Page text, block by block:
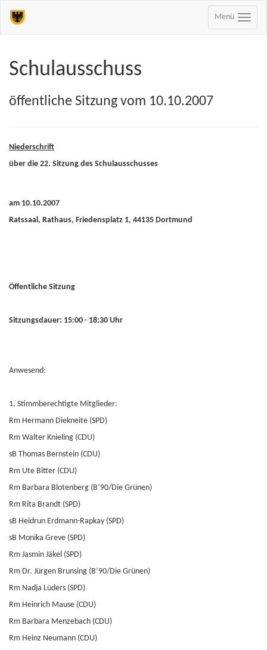
Menü
Schulausschuss
öffentliche Sitzung vom 10.10.2007
Niederschrift
über die 22. Sitzung des Schulausschusses
am 10.10.2007
Ratssaal, Rathaus, Friedensplatz 1, 44135 Dortmund
Öffentliche Sitzung
Sitzungsdauer: 15:00 - 18:30 Uhr
Anwesend:
1. Stimmberechtigte Mitglieder:
Rm Hermann Diekneite (SPD)
Rm Walter Knieling (CDU)
sB Thomas Bernstein (CDU)
Rm Ute Bitter (CDU)
Rm Barbara Blotenberg (B’90/Die Grünen)
Rm Rita Brandt (SPD)
sB Heidrun Erdmann-Rapkay (SPD)
sB Monika Greve (SPD)
Rm Jasmin Jäkel (SPD)
Rm Dr. Jürgen Brunsing (B’90/Die Grünen)
Rm Nadja Lüders (SPD)
Rm Heinrich Mause (CDU)
Rm Barbara Menzebach (CDU)
Rm Heinz Neumann (CDU)